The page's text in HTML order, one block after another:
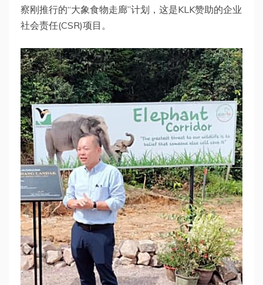
察刚推行的“大象食物走廊”计划，这是KLK赞助的企业
社会责任(CSR)项目。